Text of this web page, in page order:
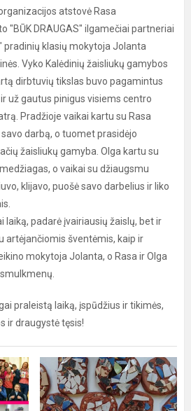
atstovė Rasa
"BŪK DRAUGAS" ilgamečiai partneriai
pradinių klasių mokytoja Jolanta
Vyko Kalėdinių žaisliukų gamybos
dirbtuvių tikslas buvo pagamintus
už gautus pinigus visiems centro
Pradžioje vaikai kartu su Rasa
darbą, o tuomet prasidėjo
žaisliukų gamyba. Olga kartu su
o vaikai su džiaugsmu
klijavo, puošė savo darbelius ir liko
laiką, padarė įvairiausių žaislų, bet ir
artėjančiomis šventėmis, kaip ir
mokytoja Jolanta, o Rasa ir Olga
praleistą laiką, įspūdžius ir tikimės,
ir draugystė tęsis!